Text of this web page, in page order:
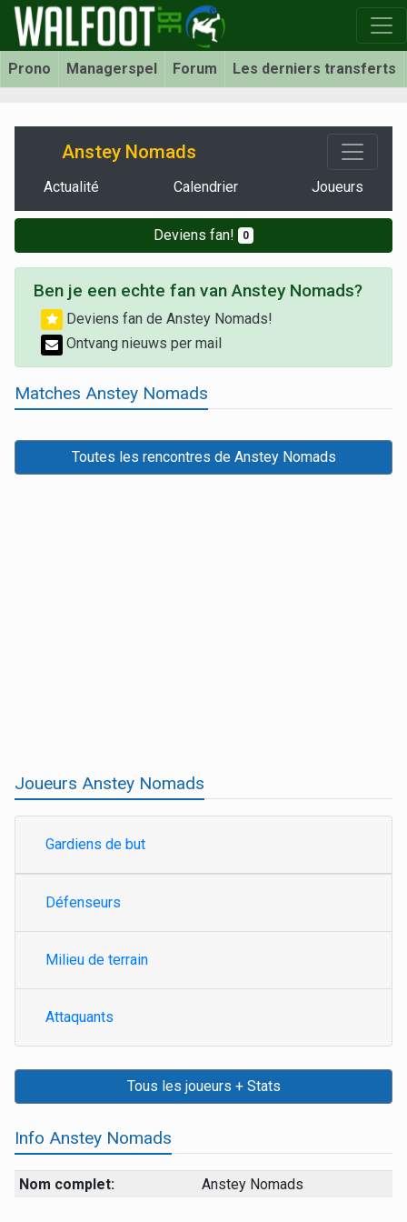
Prono Managerspel Forum Les derniers transferts
Anstey Nomads
Actualité Calendrier Joueurs
Deviens fan! 0
Ben je een echte fan van Anstey Nomads?
Deviens fan de Anstey Nomads!
Ontvang nieuws per mail
Matches Anstey Nomads
Toutes les rencontres de Anstey Nomads
Joueurs Anstey Nomads
Gardiens de but
Défenseurs
Milieu de terrain
Attaquants
Tous les joueurs + Stats
Info Anstey Nomads
Nom complet: Anstey Nomads